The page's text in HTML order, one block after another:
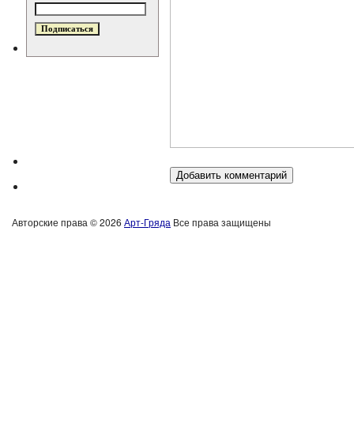
Авторские права © 2026 Арт-Гряда Все права защищены